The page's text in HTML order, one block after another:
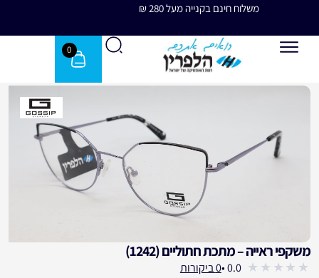
משלוח חינם בקנייה מעל 280 ₪
0
משקפי ראייה – מתכת חתוליים (1242)
0.0 • עבור לחוות דעת הלקוחות
0 ביקורות